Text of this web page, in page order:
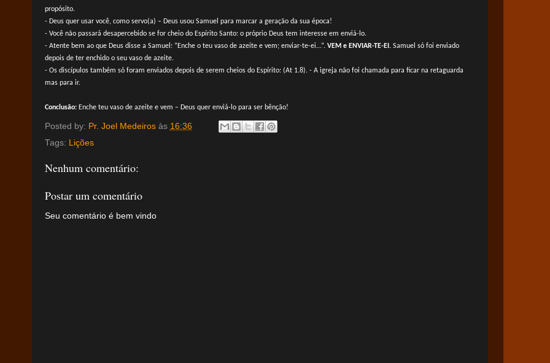
propósito.
- Deus quer usar você, como servo(a) – Deus usou Samuel para marcar a geração da sua época!
- Você não passará desapercebido se for cheio do Espírito Santo: o próprio Deus tem interesse em enviá-lo.
- Atente bem ao que Deus disse a Samuel: “Enche o teu vaso de azeite e vem; enviar-te-ei...”. VEM e ENVIAR-TE-EI. Samuel só foi enviado
depois de ter enchido o seu vaso de azeite.
- Os discípulos também só foram enviados depois de serem cheios do Espírito: (At 1.8). - A igreja não foi chamada para ficar na retaguarda
mas para ir.
Conclusão: Enche teu vaso de azeite e vem – Deus quer enviá-lo para ser bênção!
Posted by: Pr. Joel Medeiros às 16:36
Tags: Lições
Nenhum comentário:
Postar um comentário
Seu comentário é bem vindo